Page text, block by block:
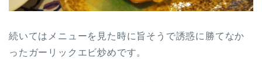
続いてはメニューを見た時に旨そうで誘惑に勝てなか
ったガーリックエビ炒めです。